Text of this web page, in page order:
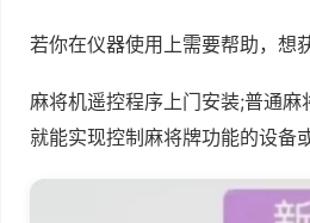
若你在仪器使用上需要帮助，想
麻将机遥控程序上门安装;普通
就能实现控制麻将牌功能的设备